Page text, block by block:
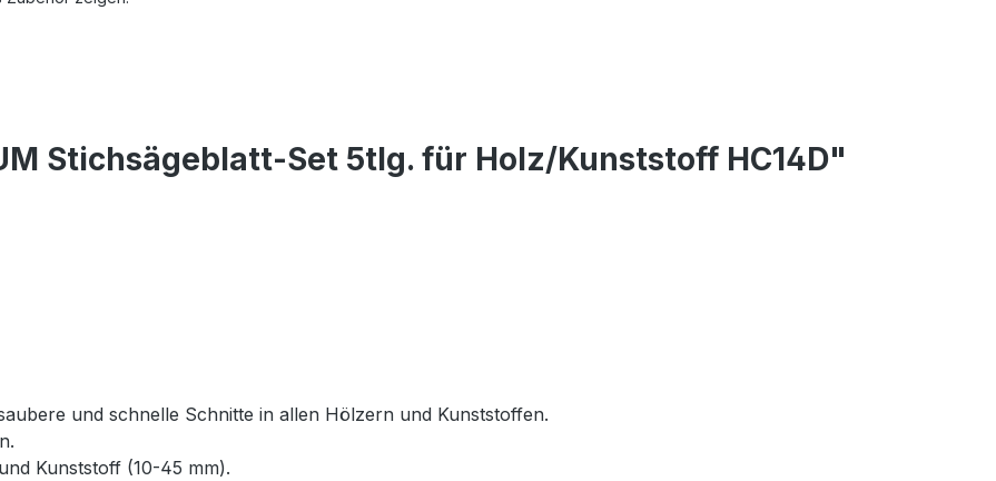
Stichsägeblatt-Set 5tlg. für Holz/Kunststoff HC14D"
und schnelle Schnitte in allen Hölzern und Kunststoffen.
Kunststoff (10-45 mm).